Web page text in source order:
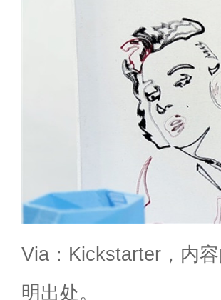
Via：Kickstarter，内
明出处。